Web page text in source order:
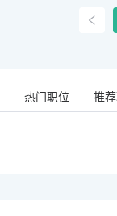
热门职位 推